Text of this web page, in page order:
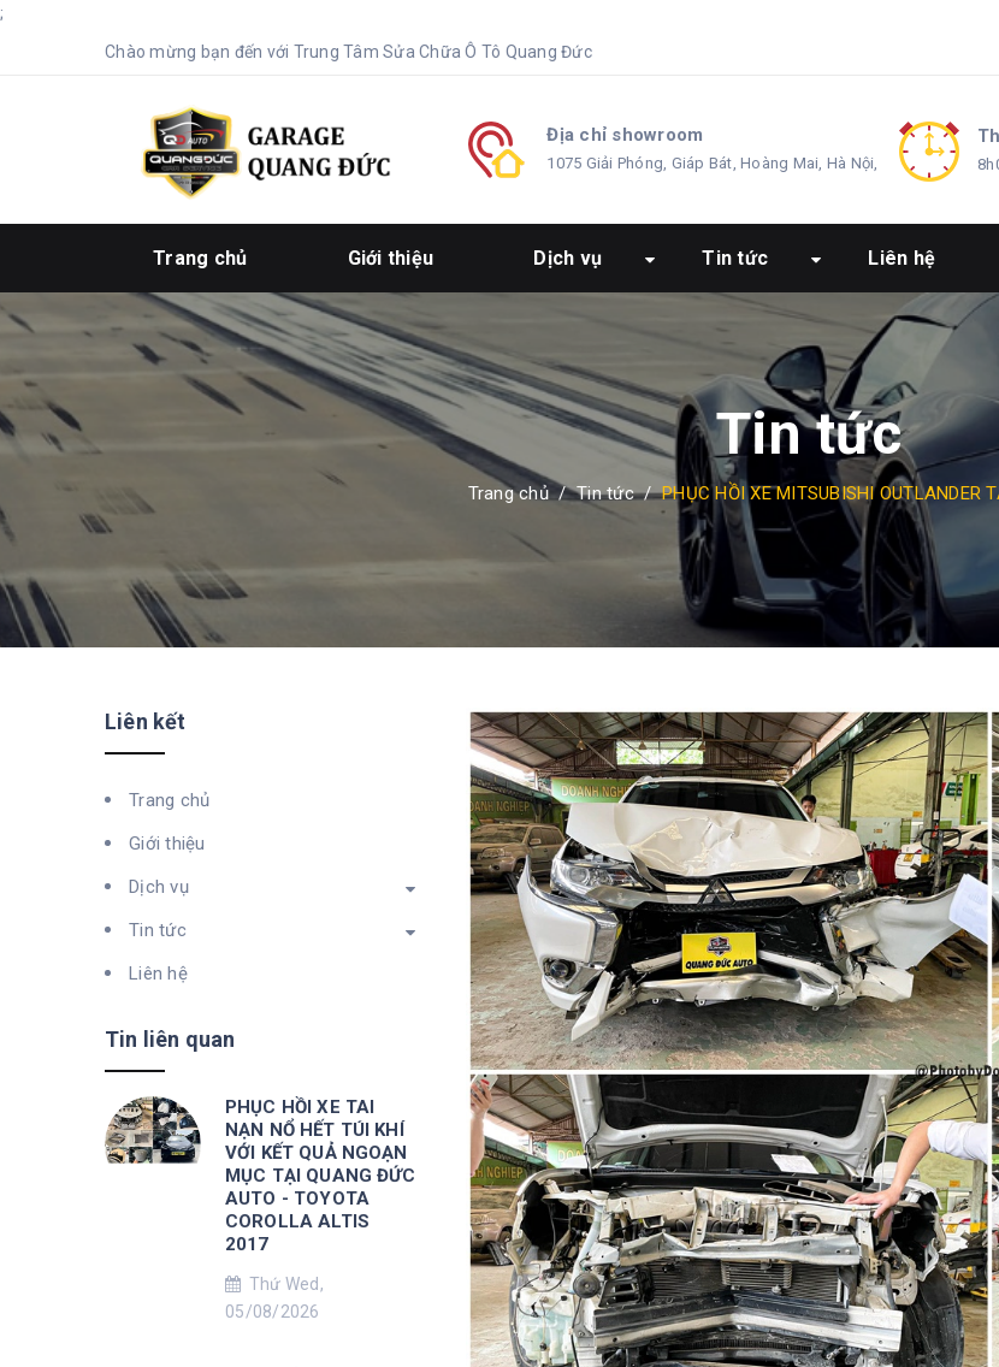
;
Chào mừng bạn đến với Trung Tâm Sửa Chữa Ô Tô Quang Đức
Địa chỉ showroom
1075 Giải Phóng, Giáp Bát, Hoàng Mai, Hà Nội,
Trang chủ Giới thiệu Dịch vụ Tin tức Liên hệ
Tin tức
Trang chủ / Tin tức / PHỤC HỒI XE MITSUBISHI OUTLANDER
Liên kết
Trang chủ
Giới thiệu
Dịch vụ
Tin tức
Liên hệ
Tin liên quan
PHỤC HỒI XE TAI
NẠN NỔ HẾT TÚI KHÍ
VỚI KẾT QUẢ NGOẠN
MỤC TẠI QUANG ĐỨC
AUTO - TOYOTA
COROLLA ALTIS
2017
Thứ Wed,
05/08/2026